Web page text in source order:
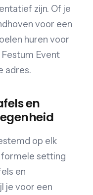
zijn. Of je
voor een
huren voor
Event
adres.
en
op elk
setting
en
je voor een